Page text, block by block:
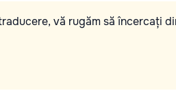
vă rugăm să încercați